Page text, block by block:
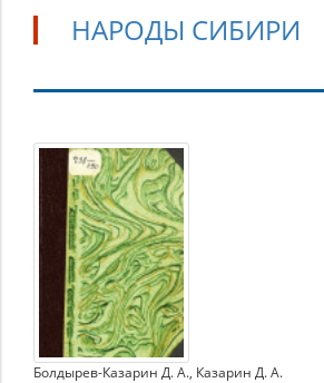
НАРОДЫ СИБИРИ
Народы
Сибири
Болдырев-Казарин Д. А., Казарин Д. А.